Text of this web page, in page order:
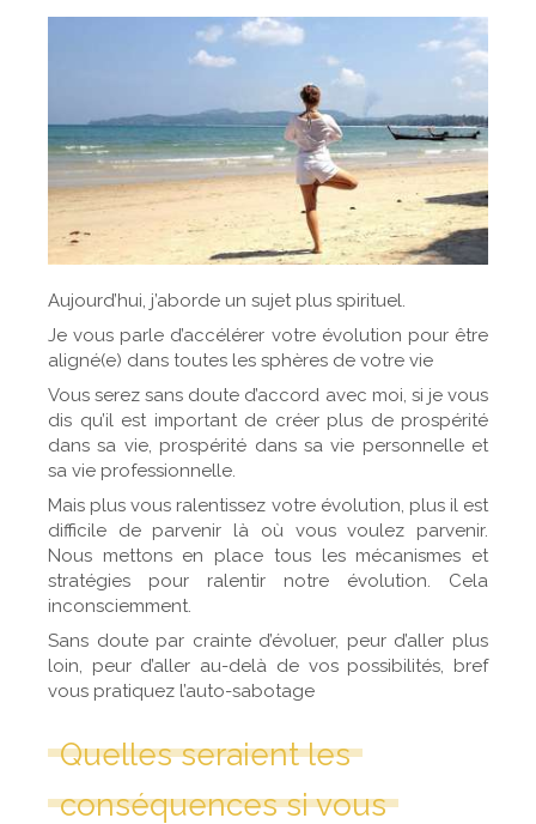
Aujourd’hui, j’aborde un sujet plus spirituel.
Je vous parle d’accélérer votre évolution pour être
aligné(e) dans toutes les sphères de votre vie
Vous serez sans doute d’accord avec moi, si je vous
dis qu’il est important de créer plus de prospérité
dans sa vie, prospérité dans sa vie personnelle et
sa vie professionnelle.
Mais plus vous ralentissez votre évolution, plus il est
difficile de parvenir là où vous voulez parvenir.
Nous mettons en place tous les mécanismes et
stratégies pour ralentir notre évolution. Cela
inconsciemment.
Sans doute par crainte d’évoluer, peur d’aller plus
loin, peur d’aller au-delà de vos possibilités, bref
vous pratiquez l’auto-sabotage
Quelles seraient les
conséquences si vous